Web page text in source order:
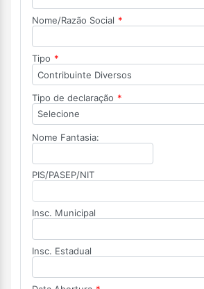
Nome/Razão Social *
Tipo *
Contribuinte Diversos
Tipo de declaração *
Selecione
Nome Fantasia:
PIS/PASEP/NIT
Insc. Municipal
Insc. Estadual